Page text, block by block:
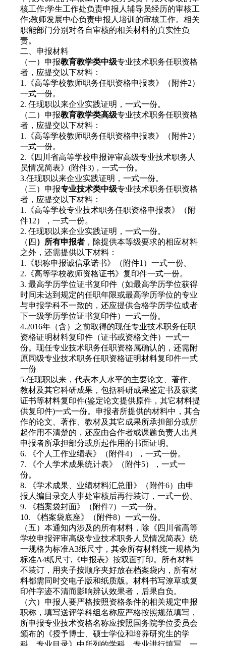
核工作;学生工作处负责申报人辅导员经历的审核工
作;教师发展中心负责申报人培训的审核工作。相关
职能部门分别对各自审核的相关材料的真实性负
责。
二、申报材料
（一）申报教育教学类中级专业技术职务任职资格
者，应提交以下材料：
1.《高等学校教师职务任职资格申报表》（附件2）
一式一份。
2. 任现职以来企业实践证明，一式一份。
（二）申报教育教学类高级专业技术职务任职资格
者，应提交以下材料：
1.《高等学校教师职务任职资格申报表》（附件2）
一式一份。
2.《四川省高等学校申报评审高级专业技术职务人
员情况简表》(附件3)，一式一份。
3.任现职以来企业实践证明，一式一份。
（三）申报专业技术类中级专业技术职务任职资格
者，应提交以下材料：
1.《高等学校专业技术职务任职资格申报表》（附
件12），一式一份。
2. 任现职以来企业实践证明，一式一份。
（四 ）所有申报者 ，除提供本等级要求的相应材料
之外，还需提供以下材料：
1.《职称申报诚信承诺书》（附件1）一式一份。
2.《高等学校教师资格证书》复印件一式一份。
3. 最高学历学位证书复印件（如最高学历学位获得
时间未达到规定的任职年限或最高学历学位的专业
与申报学科不一致的，还应提供合格学历学位或者
下一级学历学位证书复印件）一式一份。
4.2016年（含）之前取得的现任专业技术职务任职
资格证明材料复印件（证书或资格文件）一式一
份。现任专业技术职务任职资格属确认的，还需附
原同级专业技术职务任职资格证明材料复印件一式
一份
5.任现职以来，代表本人水平的主要论文、著作、
教材及其它科研成果，包括科研成果鉴定书及获奖
证书等材料复印件(鉴定论文提供原件，其它材料提
供复印件)一式一份。申报者所提供的材料中，其合
作的论文、著作、教材及其它成果所承担部分或所
起作用不清楚的，还应由合作者或课题负责人出具
申报者所承担部分或所起作用的书面证明。
6. 《个人工作业绩表》（附件4），一式一份。
7. 《个人学术成果统计表》（附件5），一式一
份。
8. 《学术成果、业绩材料汇总册》（附件6）由申
报人编目录交人事处审核后再行装订，一式一份。
9. 《档案袋封面》（附件7）一式一份。
10. 《档案袋底座》（附件8）一式一份。
（五）本通知内涉及的所有材料，除《四川省高等
学校申报评审高级专业技术职务人员情况简表》统
一规格为标准A3纸尺寸，其余所有材料统一规格为
标准A4纸尺寸,《申报表》按双面打印。所有材料
不装订，用夹子按顺序夹好放在档案袋内，所有材
料都需同时交电子版和纸质版。材料书写潦草或复
印件字迹不清而影响辨认效果者，后果自负。
（六）申报人要严格按照资格条件的相关规定申报
职称，填写送评学科组名称应严格按照规范填写，
所申报专业技术资格名称应按照国务院学位委员会
颁布的《授予博士、硕士学位和培养研究生的学
科、专业目录》中所列的学科、专业进行填写，一